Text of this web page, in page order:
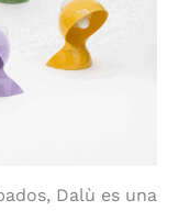
Dalù es una